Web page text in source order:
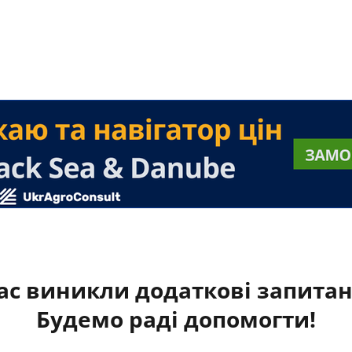
виникли додаткові
Будемо раді допомогти!